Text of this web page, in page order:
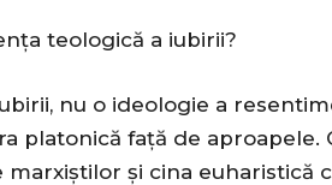
teologică a iubirii?
nu o ideologie a
platonică față de aproapele.
și cina euharistică